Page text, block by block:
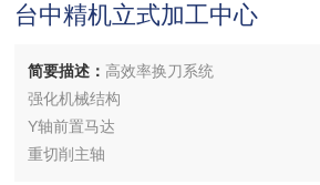
台中精机立式加工中心
简要描述： 高效率换刀系统
强化机械结构
Y轴前置马达
重切削主轴